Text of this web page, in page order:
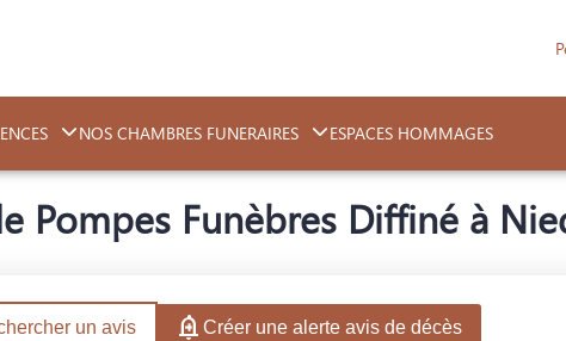
NOS CHAMBRES FUNERAIRES ESPACES HOMMAGES
Pompes Funèbres Diffiné à
un avis Créer une alerte avis de décès